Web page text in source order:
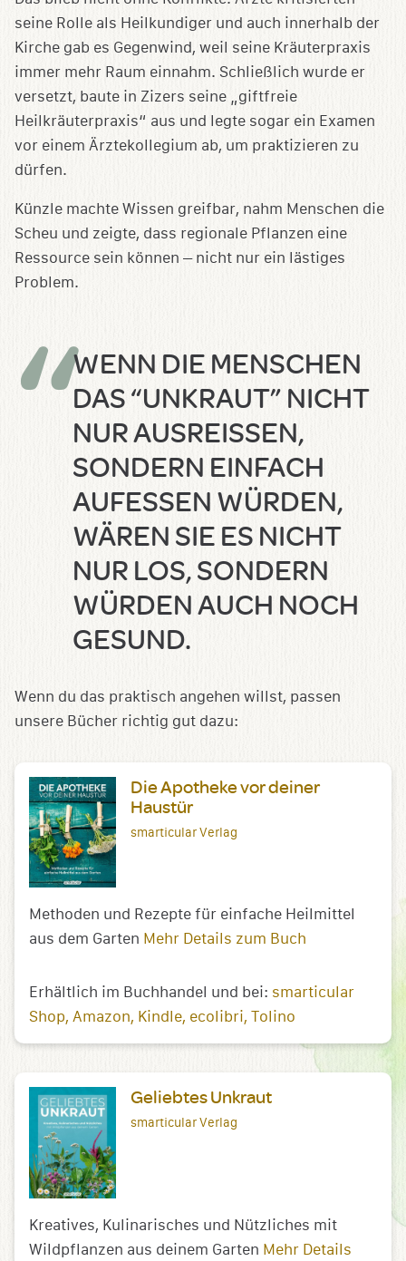
seine Rolle als Heilkundiger und auch innerhalb der
Kirche gab es Gegenwind, weil seine Kräuterpraxis
immer mehr Raum einnahm. Schließlich wurde er
versetzt, baute in Zizers seine „giftfreie
Heilkräuterpraxis“ aus und legte sogar ein Examen
vor einem Ärztekollegium ab, um praktizieren zu
dürfen.
Künzle machte Wissen greifbar, nahm Menschen die
Scheu und zeigte, dass regionale Pflanzen eine
Ressource sein können – nicht nur ein lästiges
Problem.
WENN DIE MENSCHEN
DAS “UNKRAUT” NICHT
NUR AUSREISSEN, S
ONDERN EINFACH A
UFESSEN WÜRDEN, W
ÄREN SIE ES NICHT N
UR LOS, SONDERN W
ÜRDEN AUCH NOCH G
ESUND.
Wenn du das praktisch angehen willst, passen
unsere Bücher richtig gut dazu:
Die Apotheke vor deiner
Haustür
smarticular Verlag
Methoden und Rezepte für einfache Heilmittel
aus dem Garten Mehr Details zum Buch
Erhältlich im Buchhandel und bei: smarticular
Shop Amazon Kindle ecolibri Tolino
Geliebtes Unkraut
smarticular Verlag
Kreatives, Kulinarisches und Nützliches mit
Wildpflanzen aus deinem Garten Mehr Details